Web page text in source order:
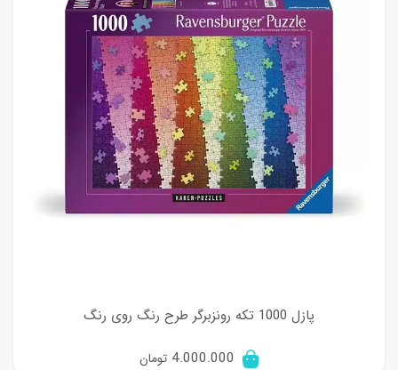
پازل 1000 تکه رونزبرگر طرح رنگ روی رنگ
4.000.000 تومان